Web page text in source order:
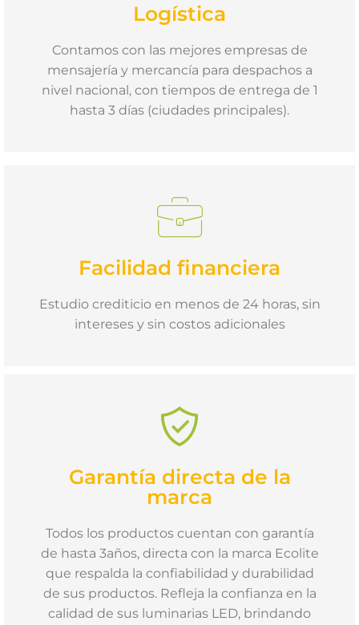
Logística
Contamos con las mejores empresas de
mensajería y mercancía para despachos a
nivel nacional, con tiempos de entrega de 1
hasta 3 días (ciudades principales).
Facilidad financiera
Estudio crediticio en menos de 24 horas, sin
intereses y sin costos adicionales
Garantía directa de la
marca
Todos los productos cuentan con garantía
de hasta 3años, directa con la marca Ecolite
que respalda la confiabilidad y durabilidad
de sus productos. Refleja la confianza en la
calidad de sus luminarias LED, brindando